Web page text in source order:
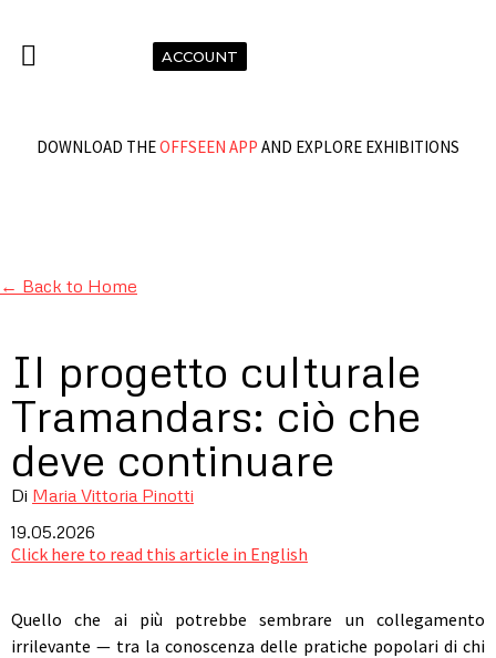
ACCOUNT
DOWNLOAD THEOFFSEEN APP AND EXPLORE EXHIBITIONS
← Back to Home
Il progetto culturale
Tramandars: ciò che
deve continuare
Di Maria Vittoria Pinotti
19.05.2026
Click here to read this article in English
Quello che ai più potrebbe sembrare un collegamento
irrilevante — tra la conoscenza delle pratiche popolari di chi